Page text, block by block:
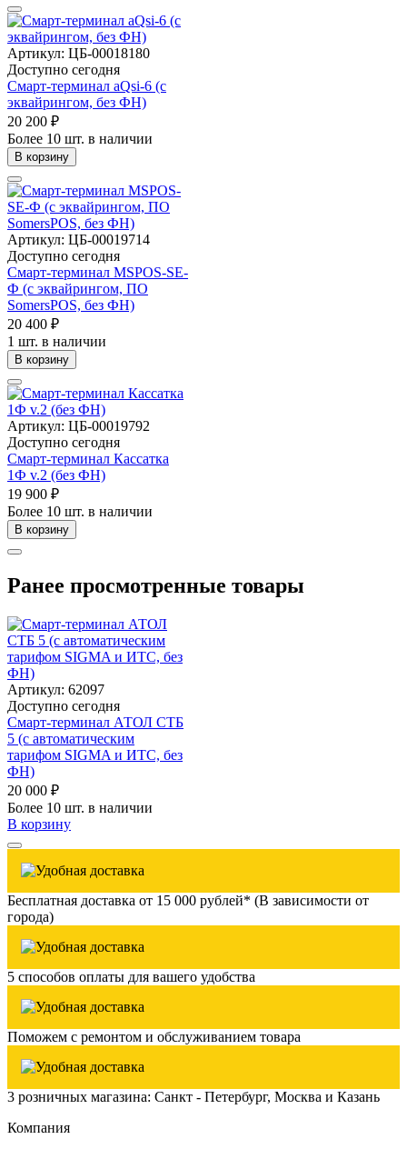
Артикул: ЦБ-00018180
Доступно сегодня
Смарт-терминал aQsi-6 (с
эквайрингом, без ФН)
20 200 ₽
Более 10 шт. в наличии
В корзину
Артикул: ЦБ-00019714
Доступно сегодня
Смарт-терминал MSPOS-SE-
Ф (с эквайрингом, ПО
SomersPOS, без ФН)
20 400 ₽
1 шт. в наличии
В корзину
Артикул: ЦБ-00019792
Доступно сегодня
Смарт-терминал Кассатка
1Ф v.2 (без ФН)
19 900 ₽
Более 10 шт. в наличии
В корзину
Ранее просмотренные товары
Артикул: 62097
Доступно сегодня
Смарт-терминал АТОЛ СТБ
5 (с автоматическим
тарифом SIGMA и ИТС, без
ФН)
20 000 ₽
Более 10 шт. в наличии
В корзину
Бесплатная доставка от 15 000 рублей* (В зависимости от
города)
5 способов оплаты для вашего удобства
Поможем с ремонтом и обслуживанием товара
3 розничных магазина: Санкт - Петербург, Москва и Казань
Компания